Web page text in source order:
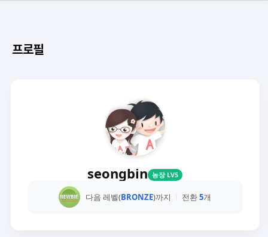
프로필
seongbin 농장 LV5
다음 레벨(BRONZE)까지 전환5개